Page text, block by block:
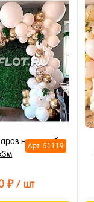
Арт: 51119
на свадьбу
₽ / шт